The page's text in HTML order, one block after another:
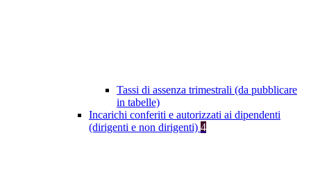
Tassi di assenza trimestrali (da pubblicare
in tabelle)
Incarichi conferiti e autorizzati ai dipendenti
(dirigenti e non dirigenti) 4